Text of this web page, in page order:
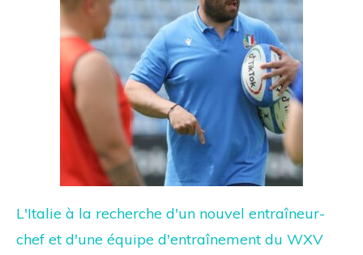
L'Italie à la recherche d'un nouvel entraîneur-
chef et d'une équipe d'entraînement du WXV